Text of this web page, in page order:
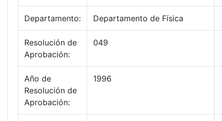
Departamento: Departamento de Física
Resolución de
Aprobación:
049
Año de
Resolución de
Aprobación:
1996